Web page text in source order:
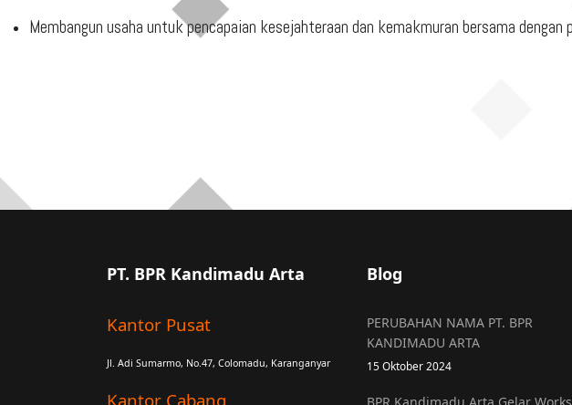
Membangun usaha untuk pencapaian kesejahteraan dan kemakmuran bersama
PT. BPR Kandimadu Arta
Kantor Pusat
Jl. Adi Sumarmo, No.47, Colomadu, Karanganyar
Kantor Cabang
Blog
PERUBAHAN NAMA PT. BPR
KANDIMADU ARTA
15 Oktober 2024